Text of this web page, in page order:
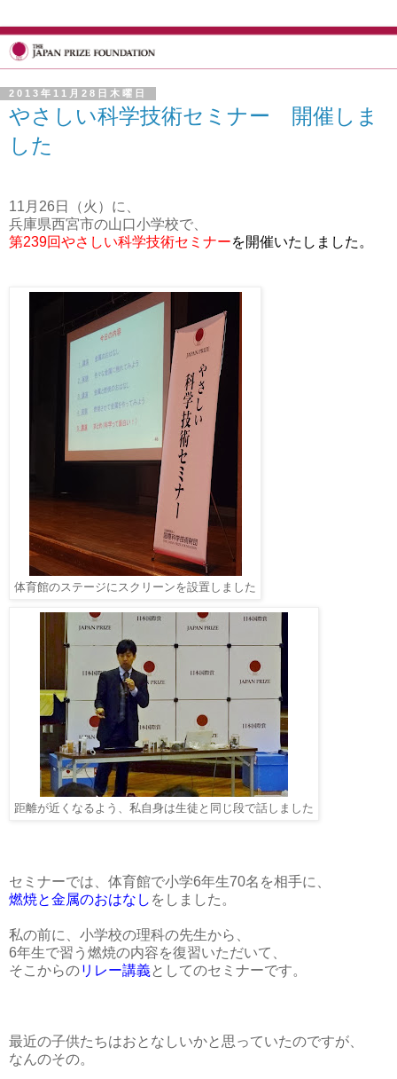
2013年11月28日木曜日
やさしい科学技術セミナー 開催しま
した
11月26日（火）に、
兵庫県西宮市の山口小学校で、
第239回やさしい科学技術セミナーを開催いたしました。
体育館のステージにスクリーンを設置しました
距離が近くなるよう、私自身は生徒と同じ段で話しました
セミナーでは、体育館で小学6年生70名を相手に、
燃焼と金属のおはなし をしました。
私の前に、小学校の理科の先生から、
6年生で習う燃焼の内容を復習いただいて、
そこからのリレー講義としてのセミナーです。
最近の子供たちはおとなしいかと思っていたのですが、
なんのその。